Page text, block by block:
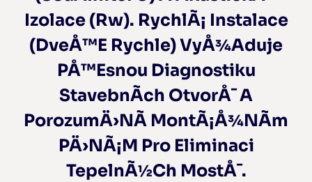
Izolace (Rw). RychlÃ¡ Instalace
(DveÅ™e Rychle) VyÅ¾aduje
PÅ™esnou Diagnostiku
StavebnÃ­ch OtvorÅ¯ A
PorozumÄ›nÃ­ MontÃ¡Å¾nÃ­m
PÄ›nÃ¡m Pro Eliminaci
TepelnÃ½ch MostÅ¯.